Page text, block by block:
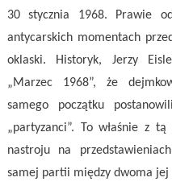
30 stycznia 1968. Prawie
antycarskich momentach
oklaski. Historyk, Jerzy
„Marzec 1968”, że
samego początku
„partyzanci”. To właśnie z
nastroju na
samej partii między dwoma jej